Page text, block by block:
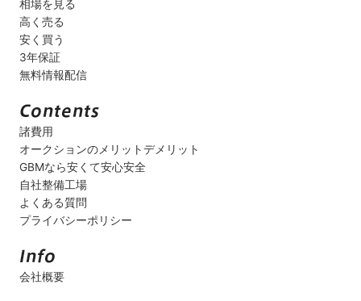
相場を見る
高く売る
安く買う
3年保証
無料情報配信
諸費用
オークションのメリットデメリット
GBMなら安くて安心安全
自社整備工場
よくある質問
プライバシーポリシー
会社概要